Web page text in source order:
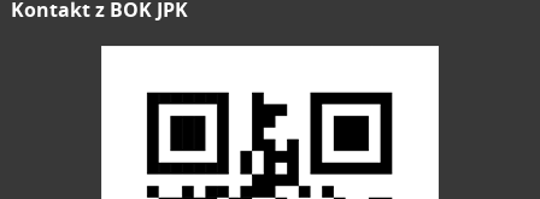
Kontakt z BOK JPK